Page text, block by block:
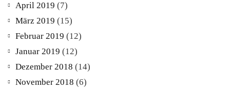
April 2019 (7)
März 2019 (15)
Februar 2019 (12)
Januar 2019 (12)
Dezember 2018 (14)
November 2018 (6)